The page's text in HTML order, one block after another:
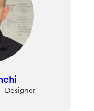
Designer